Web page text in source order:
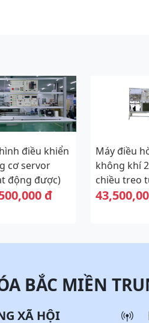
điều khiển
cơ servor
động được)
đ
Máy điều
không khí
chiều treo
(Mô hình
BẮC MIỀN
XÃ HỘI